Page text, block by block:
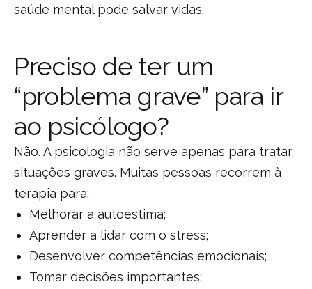
saúde mental pode salvar vidas.
Preciso de ter um
“problema grave” para ir
ao psicólogo?
Não. A psicologia não serve apenas para tratar
situações graves. Muitas pessoas recorrem à
terapia para:
Melhorar a autoestima;
Aprender a lidar com o stress;
Desenvolver competências emocionais;
Tomar decisões importantes;